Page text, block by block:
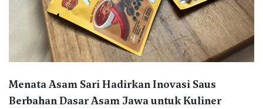
Menata Asam Sari Hadirkan Inovasi Saus
Berbahan Dasar Asam Jawa untuk Kuliner